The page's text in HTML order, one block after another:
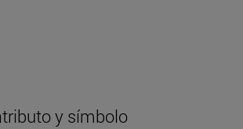
y símbolo